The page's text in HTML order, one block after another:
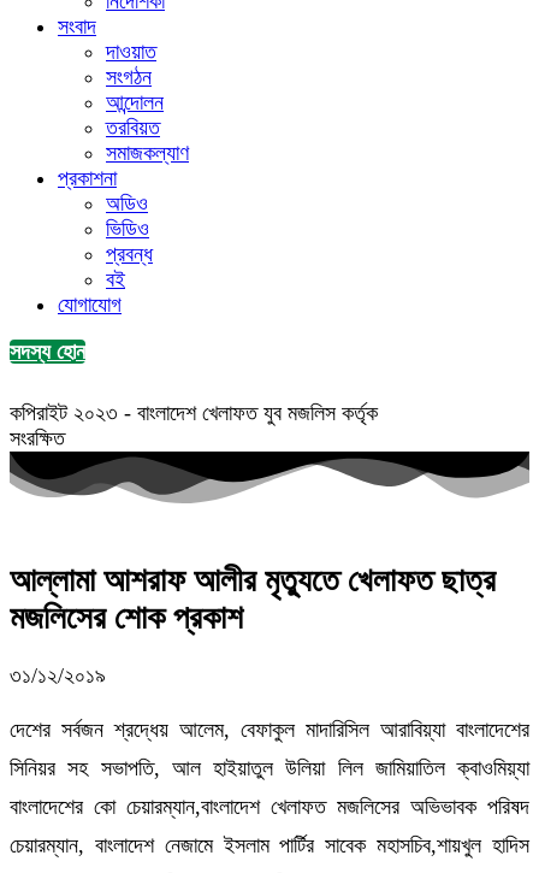
সংবাদ
দাওয়াত
সংগঠন
আন্দোলন
তরবিয়ত
সমাজকল্যাণ
প্রকাশনা
অডিও
ভিডিও
প্রবন্ধ
বই
যোগাযোগ
সদস্য হোন
কপিরাইট ২০২৩ - বাংলাদেশ খেলাফত যুব মজলিস কর্তৃক
সংরক্ষিত
আল্লামা আশরাফ আলীর মৃত্যুতে খেলাফত ছাত্র
মজলিসের শোক প্রকাশ
৩১/১২/২০১৯
দেশের সর্বজন শ্রদ্ধেয় আলেম, বেফাকুল মাদারিসিল আরাবিয়্যা বাংলাদেশের
সিনিয়র সহ সভাপতি, আল হাইয়াতুল উলিয়া লিল জামিয়াতিল ক্বাওমিয়্যা
বাংলাদেশের কো চেয়ারম্যান,বাংলাদেশ খেলাফত মজলিসের অভিভাবক পরিষদ
চেয়ারম্যান, বাংলাদেশ নেজামে ইসলাম পার্টির সাবেক মহাসচিব,শায়খুল হাদিস